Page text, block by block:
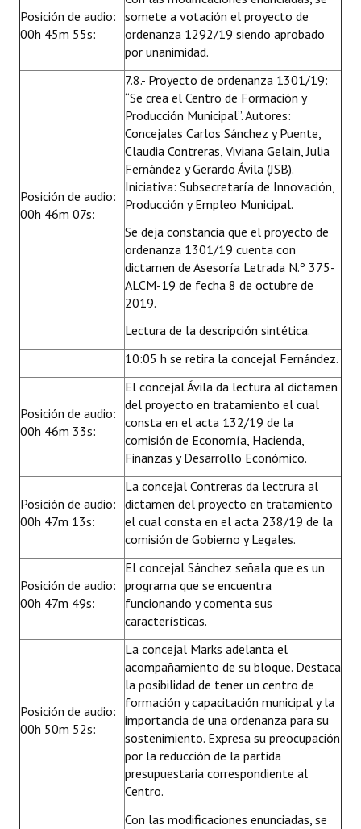
Posición de audio:
00h 45m 55s:
somete a votación el proyecto de
ordenanza 1292/19 siendo aprobado
por unanimidad.
Posición de audio:
00h 46m 07s:
7.8.- Proyecto de ordenanza 1301/19:
“Se crea el Centro de Formación y
Producción Municipal”. Autores:
Concejales Carlos Sánchez y Puente,
Claudia Contreras, Viviana Gelain, Julia
Fernández y Gerardo Ávila (JSB).
Iniciativa: Subsecretaría de Innovación,
Producción y Empleo Municipal.
Se deja constancia que el proyecto de
ordenanza 1301/19 cuenta con
dictamen de Asesoría Letrada N.º 375-
ALCM-19 de fecha 8 de octubre de
2019.
Lectura de la descripción sintética.
10:05 h se retira la concejal Fernández.
Posición de audio:
00h 46m 33s:
El concejal Ávila da lectura al dictamen
del proyecto en tratamiento el cual
consta en el acta 132/19 de la
comisión de Economía, Hacienda,
Finanzas y Desarrollo Económico.
Posición de audio:
00h 47m 13s:
La concejal Contreras da lectrura al
dictamen del proyecto en tratamiento
el cual consta en el acta 238/19 de la
comisión de Gobierno y Legales.
Posición de audio:
00h 47m 49s:
El concejal Sánchez señala que es un
programa que se encuentra
funcionando y comenta sus
características.
Posición de audio:
00h 50m 52s:
La concejal Marks adelanta el
acompañamiento de su bloque. Destaca
la posibilidad de tener un centro de
formación y capacitación municipal y la
importancia de una ordenanza para su
sostenimiento. Expresa su preocupación
por la reducción de la partida
presupuestaria correspondiente al
Centro.
Con las modificaciones enunciadas, se